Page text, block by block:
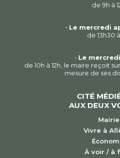
de 9h à
• Le mercredi
de 13h30 à
• Le
de 10h à 12h, le maire reçoit
mesure de ses
CITÉ
AUX DEUX
Mairie
Vivre à
À voir / à